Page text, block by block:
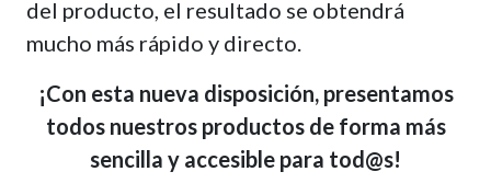
del producto, el resultado se obtendrá
mucho más rápido y directo.
¡Con esta nueva disposición, presentamos
todos nuestros productos de forma más
sencilla y accesible para tod@s!